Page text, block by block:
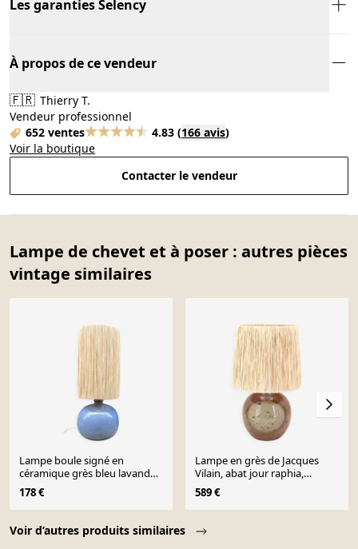
Les garanties Selency
À propos de ce vendeur
🇫🇷 Thierry T.
Vendeur professionnel
652 ventes
4.83 (166 avis)
Voir la boutique
Contacter le vendeur
Lampe de chevet et à poser : autres pièces
vintage similaires
Voir d’autres produits similaires
Lampe boule signé en
céramique grès bleu lavande
abat-jour corde ou raphia
178 €
Lampe en grès de Jacques
Vilain, abat jour raphia,
céramique années 70
589 €